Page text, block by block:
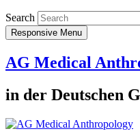
Search
Responsive Menu
AG Medical
in der Deutschen